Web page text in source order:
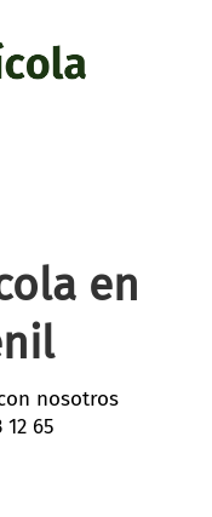
en
nosotros
12 65